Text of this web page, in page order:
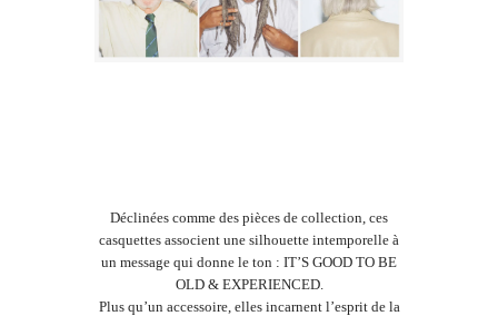
Déclinées comme des pièces de collection, ces
casquettes associent une silhouette intemporelle à
un message qui donne le ton : IT’S GOOD TO BE
OLD & EXPERIENCED.
Plus qu’un accessoire, elles incarnent l’esprit de la